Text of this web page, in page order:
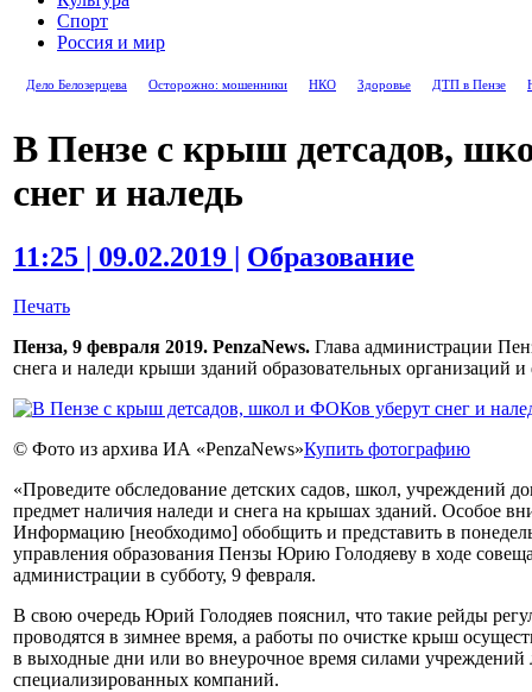
Спорт
Россия и мир
Дело Белозерцева Осторожно: мошенники НКО Здоровье ДТП в Пензе
В Пензе с крыш детсадов,
снег и наледь
11:25 | 09.02.2019 | Образование
Печать
Пенза, 9 февраля 2019. PenzaNews. Глава администрации
снега и наледи крыши зданий образовательных организаций
© Фото из архива ИА «PenzaNews»Купить фотографию
«Проведите обследование детских садов, школ, учреждений
предмет наличия наледи и снега на крышах зданий. Особое
Информацию [необходимо] обобщить и представить в
управления образования Пензы Юрию Голодяеву в ходе
администрации в субботу, 9 февраля.
В свою очередь Юрий Голодяев пояснил, что такие рейды
проводятся в зимнее время, а работы по очистке крыш
в выходные дни или во внеурочное время силами учреждений
специализированных компаний.